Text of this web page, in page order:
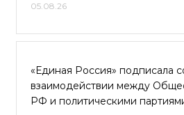
05.08.26
«Единая Россия» подписала
взаимодействии между
РФ и политическими